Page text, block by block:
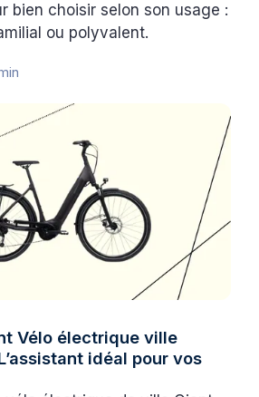
bien choisir selon son usage :
ou polyvalent.
Vélo électrique ville
idéal pour vos